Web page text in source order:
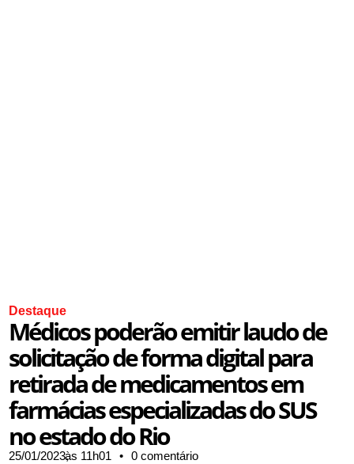
Destaque
Médicos poderão emitir laudo de
solicitação de forma digital para
retirada de medicamentos em
farmácias especializadas do SUS
no estado do Rio
25/01/2023,às 11h01 • 0 comentário